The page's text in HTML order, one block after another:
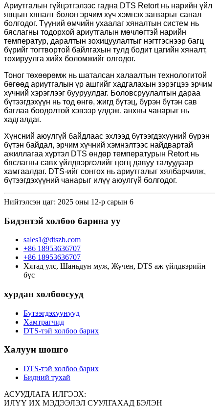
Ариутгалын гүйцэтгэлээс гадна DTS Retort нь нарийн үйл
явцын хяналт болон эрчим хүч хэмнэх загварыг санал
болгодог. Түүний өмчийн ухаалаг хяналтын систем нь
бяслагны тодорхой ариутгалын мөчлөгтэй нарийн
температур, даралтын зохицуулалтыг нэгтгэснээр багц
бүрийг тогтвортой байлгахын тулд бодит цагийн хяналт,
тохируулга хийх боломжийг олгодог.
Тоног төхөөрөмж нь шаталсан халаалтын технологитой
бөгөөд ариутгалын үр ашгийг хадгалахын зэрэгцээ эрчим
хүчний хэрэглээг бууруулдаг. Боловсруулалтын дараа
бүтээгдэхүүн нь тод өнгө, жигд бүтэц, бүрэн бүтэн сав
баглаа боодолтой хэвээр үлдэж, анхны чанарыг нь
хадгалдаг.
Хүнсний аюулгүй байдлаас эхлээд бүтээгдэхүүний бүрэн
бүтэн байдал, эрчим хүчний хэмнэлтээс найдвартай
ажиллагаа хүртэл DTS өндөр температурын Retort нь
бяслагны савх үйлдвэрлэлийг цогц давуу талуудаар
хамгаалдаг. DTS-ийг сонгох нь ариутгалыг хялбарчилж,
бүтээгдэхүүний чанарыг илүү аюулгүй болгодог.
Нийтэлсэн цаг: 2025 оны 12-р сарын 6
Бидэнтэй холбоо барина уу
sales1@dtszb.com
+86 18953636707
+86 18953636707
Хятад улс, Шаньдун муж, Жучен, DTS аж үйлдвэрийн
бүс
хурдан холбоосууд
Бүтээгдэхүүнүүд
Хамтрагчид
DTS-тэй холбоо барих
Халуун шошго
DTS-тэй холбоо барих
Бидний тухай
АСУУДЛАГА ИЛГЭЭХ:
ИЛҮҮ ИХ МЭДЭЭЛЭЛ СУУЛГАХАД БЭЛЭН